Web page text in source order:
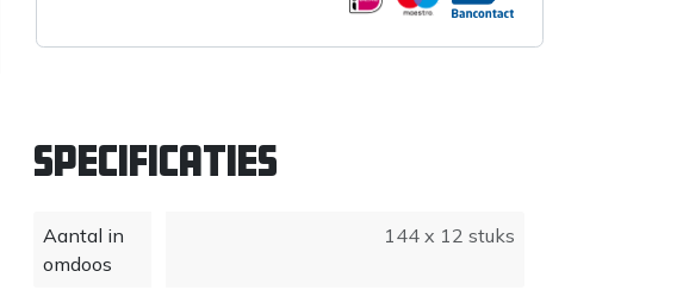
Specificaties
Aantal in
omdoos
144 x 12 stuks